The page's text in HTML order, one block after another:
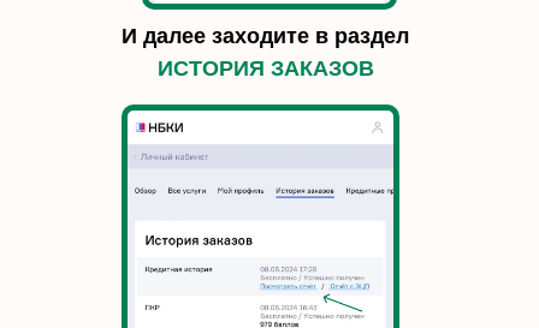
И далее заходите в раздел
ИСТОРИЯ ЗАКАЗОВ